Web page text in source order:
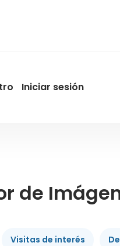
User
Iniciar sesión
de
Visitas de interés